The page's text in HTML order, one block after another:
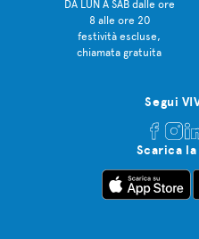
DA LUN A SAB dalle ore
8 alle ore 20
festività escluse,
chiamata gratuita
Segui
Scarica